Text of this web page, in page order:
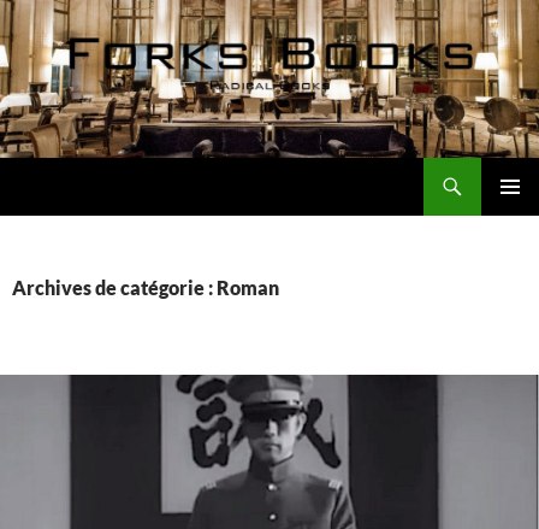
Aller
au
contenu
Archives de catégorie : Roman